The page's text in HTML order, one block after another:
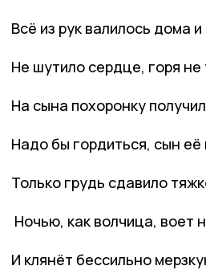
Всё из рук валилось дома
Не шутило сердце, горя не
На сына похоронку
Надо бы гордиться, сын её
Только грудь сдавило
Ночью, как волчица, воет
И клянёт бессильно